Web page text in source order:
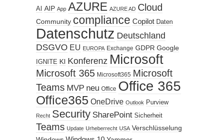
AI AIP App AZURE AZURE AD Cloud
Community compliance Copilot Daten
Datenschutz Deutschland
DSGVO EU EUROPA Exchange GDPR Google
IGNITE KI Konferenz Microsoft
Microsoft 365 Microsoft365 Microsoft
Teams MVP neu Office Office 365
Office365 OneDrive Outlook Purview
Recht Security SharePoint Sicherheit
Teams Update Urheberrecht USA Verschlüsselung